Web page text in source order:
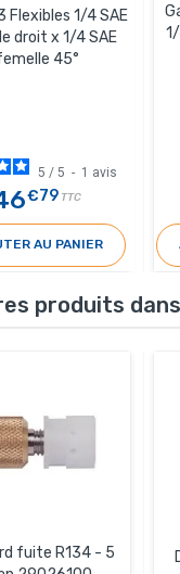
Flexibles 1/4 SAE
droit x 1/4 SAE
45°
5 / 5 - 1 avis
€79 TTC
AU PANIER
produits
fuite R134 - 5